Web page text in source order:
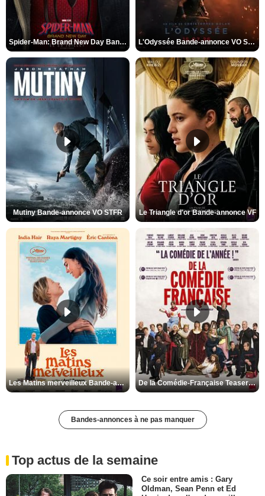
Spider-Man: Brand New Day Bande-annonce VO STFR L'Odyssée Bande-annonce VO STFR
Mutiny Bande-annonce VO STFR Le Triangle d'or Bande-annonce VF
Les Matins merveilleux Bande-annonce VF De la Comédie-Française Teaser VF
Bandes-annonces à ne pas manquer
Top actus de la semaine
Ce soir entre amis : Gary
Oldman, Sean Penn et Ed